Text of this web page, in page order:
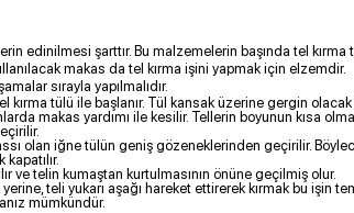
edinilmesi şarttır. Bu malzemelerin başında tel
makas da tel kırma işini yapmak için elzemdir.
sırayla yapılmalıdır.
kırma tülü ile başlanır. Tül kansak üzerine gergin
makas yardımı ile kesilir. Tellerin boyunun kısa
olan iğne tülün geniş gözeneklerinden geçirilir.
ve telin kumaştan kurtulmasının önüne geçilmiş olur.
teli yukarı aşağı hareket ettirerek kırmak bu işin
mümkündür.